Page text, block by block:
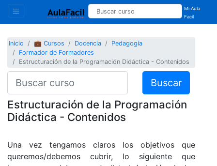
Mi Aula
Facil
Inicio 💼 Cursos Docencia
Pedagogía
Formador de Formadores
Estructuración de la Programación Didáctica - Contenidos
Buscar
Estructuración de la Programación
Didáctica - Contenidos
Una vez tengamos claros los objetivos que
queremos/debemos cubrir, lo siguiente que